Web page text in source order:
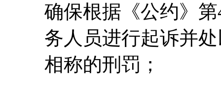
确保根据《公约》
务人员进行起诉并
相称的刑罚；